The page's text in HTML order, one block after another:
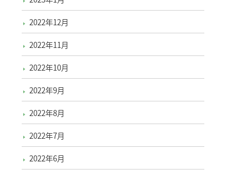
2022年12月
2022年11月
2022年10月
2022年9月
2022年8月
2022年7月
2022年6月